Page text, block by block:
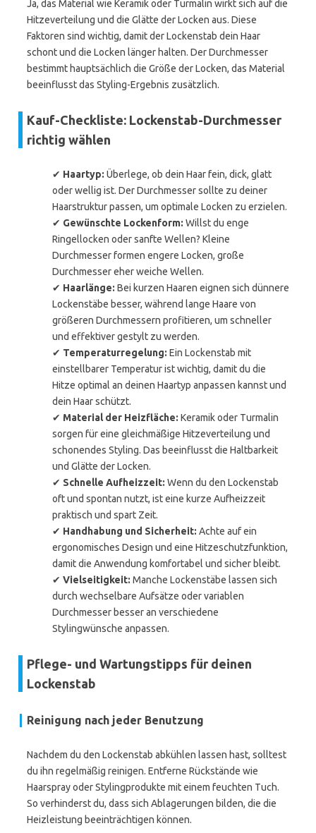
Ja, das Material wie Keramik oder Turmalin wirkt sich auf die
Hitzeverteilung und die Glätte der Locken aus. Diese
Faktoren sind wichtig, damit der Lockenstab dein Haar
schont und die Locken länger halten. Der Durchmesser
bestimmt hauptsächlich die Größe der Locken, das Material
beeinflusst das Styling-Ergebnis zusätzlich.
Kauf-Checkliste: Lockenstab-Durchmesser
richtig wählen
✔ Haartyp: Überlege, ob dein Haar fein, dick, glatt
oder wellig ist. Der Durchmesser sollte zu deiner
Haarstruktur passen, um optimale Locken zu erzielen.
✔ Gewünschte Lockenform: Willst du enge
Ringellocken oder sanfte Wellen? Kleine
Durchmesser formen engere Locken, große
Durchmesser eher weiche Wellen.
✔ Haarlänge: Bei kurzen Haaren eignen sich dünnere
Lockenstäbe besser, während lange Haare von
größeren Durchmessern profitieren, um schneller
und effektiver gestylt zu werden.
✔ Temperaturregelung: Ein Lockenstab mit
einstellbarer Temperatur ist wichtig, damit du die
Hitze optimal an deinen Haartyp anpassen kannst und
dein Haar schützt.
✔ Material der Heizfläche: Keramik oder Turmalin
sorgen für eine gleichmäßige Hitzeverteilung und
schonendes Styling. Das beeinflusst die Haltbarkeit
und Glätte der Locken.
✔ Schnelle Aufheizzeit: Wenn du den Lockenstab
oft und spontan nutzt, ist eine kurze Aufheizzeit
praktisch und spart Zeit.
✔ Handhabung und Sicherheit: Achte auf ein
ergonomisches Design und eine Hitzeschutzfunktion,
damit die Anwendung komfortabel und sicher bleibt.
✔ Vielseitigkeit: Manche Lockenstäbe lassen sich
durch wechselbare Aufsätze oder variablen
Durchmesser besser an verschiedene
Stylingwünsche anpassen.
Pflege- und Wartungstipps für deinen
Lockenstab
Reinigung nach jeder Benutzung
Nachdem du den Lockenstab abkühlen lassen hast, solltest
du ihn regelmäßig reinigen. Entferne Rückstände wie
Haarspray oder Stylingprodukte mit einem feuchten Tuch.
So verhinderst du, dass sich Ablagerungen bilden, die die
Heizleistung beeinträchtigen können.